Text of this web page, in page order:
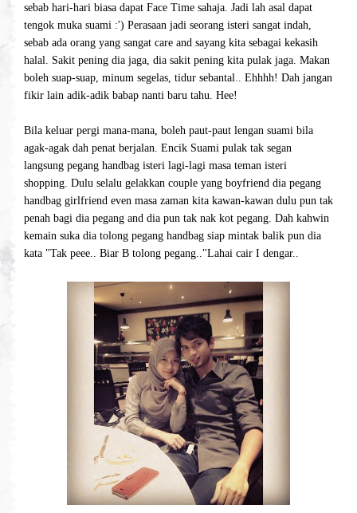
sebab hari-hari biasa dapat Face Time sahaja. Jadi lah asal dapat
tengok muka suami :') Perasaan jadi seorang isteri sangat indah,
sebab ada orang yang sangat care and sayang kita sebagai kekasih
halal. Sakit pening dia jaga, dia sakit pening kita pulak jaga. Makan
boleh suap-suap, minum segelas, tidur sebantal.. Ehhhh! Dah jangan
fikir lain adik-adik babap nanti baru tahu. Hee!
Bila keluar pergi mana-mana, boleh paut-paut lengan suami bila
agak-agak dah penat berjalan. Encik Suami pulak tak segan
langsung pegang handbag isteri lagi-lagi masa teman isteri
shopping. Dulu selalu gelakkan couple yang boyfriend dia pegang
handbag girlfriend even masa zaman kita kawan-kawan dulu pun tak
penah bagi dia pegang and dia pun tak nak kot pegang. Dah kahwin
kemain suka dia tolong pegang handbag siap mintak balik pun dia
kata "Tak peee.. Biar B tolong pegang.."Lahai cair I dengar..